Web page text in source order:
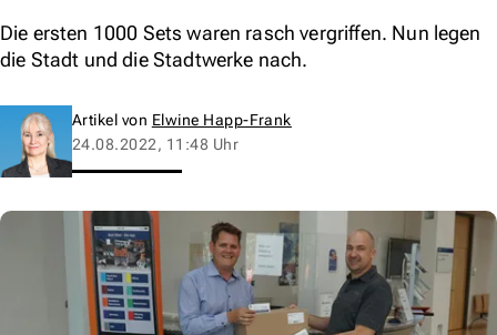
Die ersten 1000 Sets waren rasch vergriffen. Nun legen
die Stadt und die Stadtwerke nach.
Artikel von Elwine Happ-Frank
24.08.2022, 11:48 Uhr